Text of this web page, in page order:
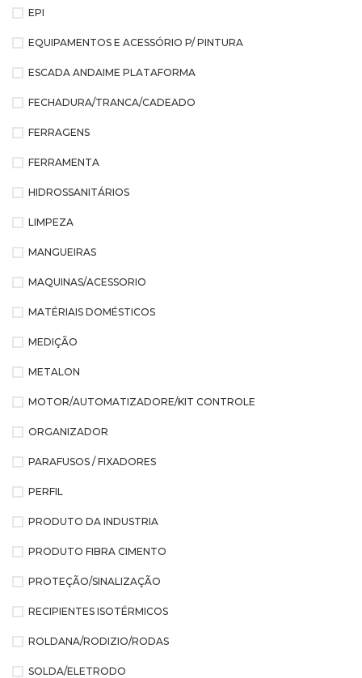
EPI
EQUIPAMENTOS E ACESSÓRIO P/ PINTURA
ESCADA ANDAIME PLATAFORMA
FECHADURA/TRANCA/CADEADO
FERRAGENS
FERRAMENTA
HIDROSSANITÁRIOS
LIMPEZA
MANGUEIRAS
MAQUINAS/ACESSORIO
MATÉRIAIS DOMÉSTICOS
MEDIÇÃO
METALON
MOTOR/AUTOMATIZADORE/KIT CONTROLE
ORGANIZADOR
PARAFUSOS / FIXADORES
PERFIL
PRODUTO DA INDUSTRIA
PRODUTO FIBRA CIMENTO
PROTEÇÃO/SINALIZAÇÃO
RECIPIENTES ISOTÉRMICOS
ROLDANA/RODIZIO/RODAS
SOLDA/ELETRODO